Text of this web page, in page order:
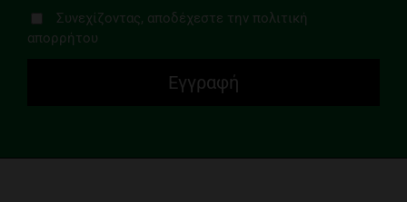
Συνεχίζοντας, αποδέχεστε την πολιτική
απορρήτου